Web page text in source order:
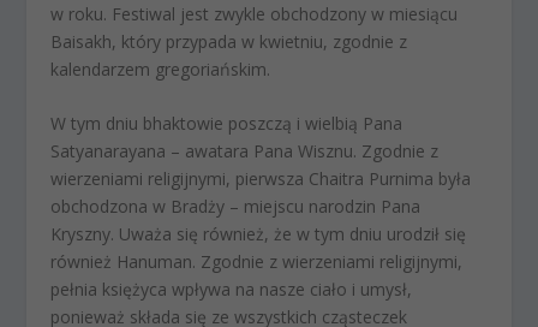
w roku. Festiwal jest zwykle obchodzony w miesiącu
Baisakh, który przypada w kwietniu, zgodnie z
kalendarzem gregoriańskim.
W tym dniu bhaktowie poszczą i wielbią Pana
Satyanarayana – awatara Pana Wisznu. Zgodnie z
wierzeniami religijnymi, pierwsza Chaitra Purnima była
obchodzona w Bradży – miejscu narodzin Pana
Kryszny. Uważa się również, że w tym dniu urodził się
również Hanuman. Zgodnie z wierzeniami religijnymi,
pełnia księżyca wpływa na nasze ciało i umysł,
ponieważ składa się ze wszystkich cząsteczek